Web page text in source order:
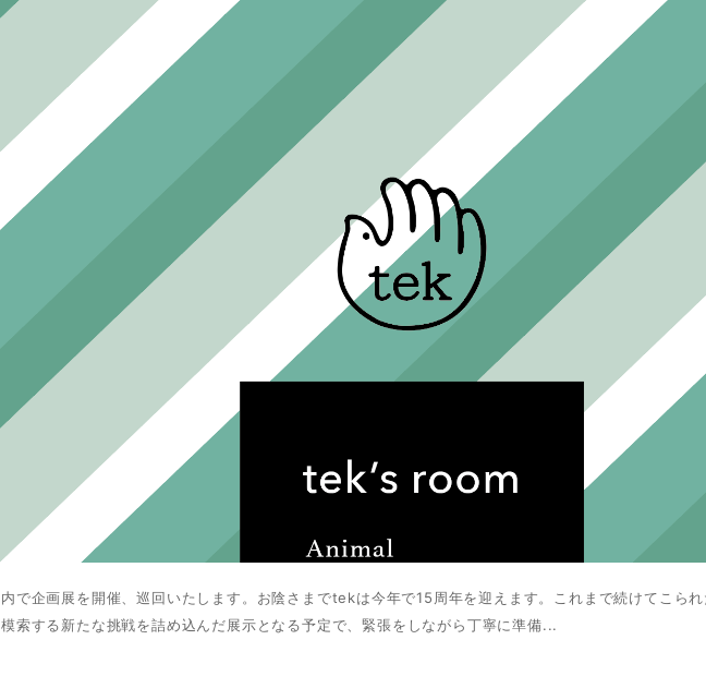
で企画展を開催、巡回いたします。お陰さまでtekは今年で15周年を迎えます。これまで続けてこら
索する新たな挑戦を詰め込んだ展示となる予定で、緊張をしながら丁寧に準備...